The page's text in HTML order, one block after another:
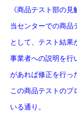
《商品テスト部の見
当センターでの商品
として、テスト結果
事業者への説明を行
があれば修正を行っ
この商品テストのプ
いる通り。